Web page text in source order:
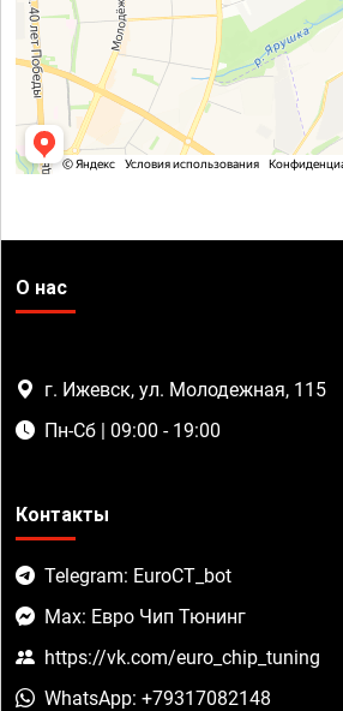
О нас
г. Ижевск, ул. Молодежная, 115
Пн-Сб | 09:00 - 19:00
Контакты
Telegram: EuroCT_bot
Max: Евро Чип Тюнинг
https://vk.com/euro_chip_tuning
WhatsApp: +79317082148